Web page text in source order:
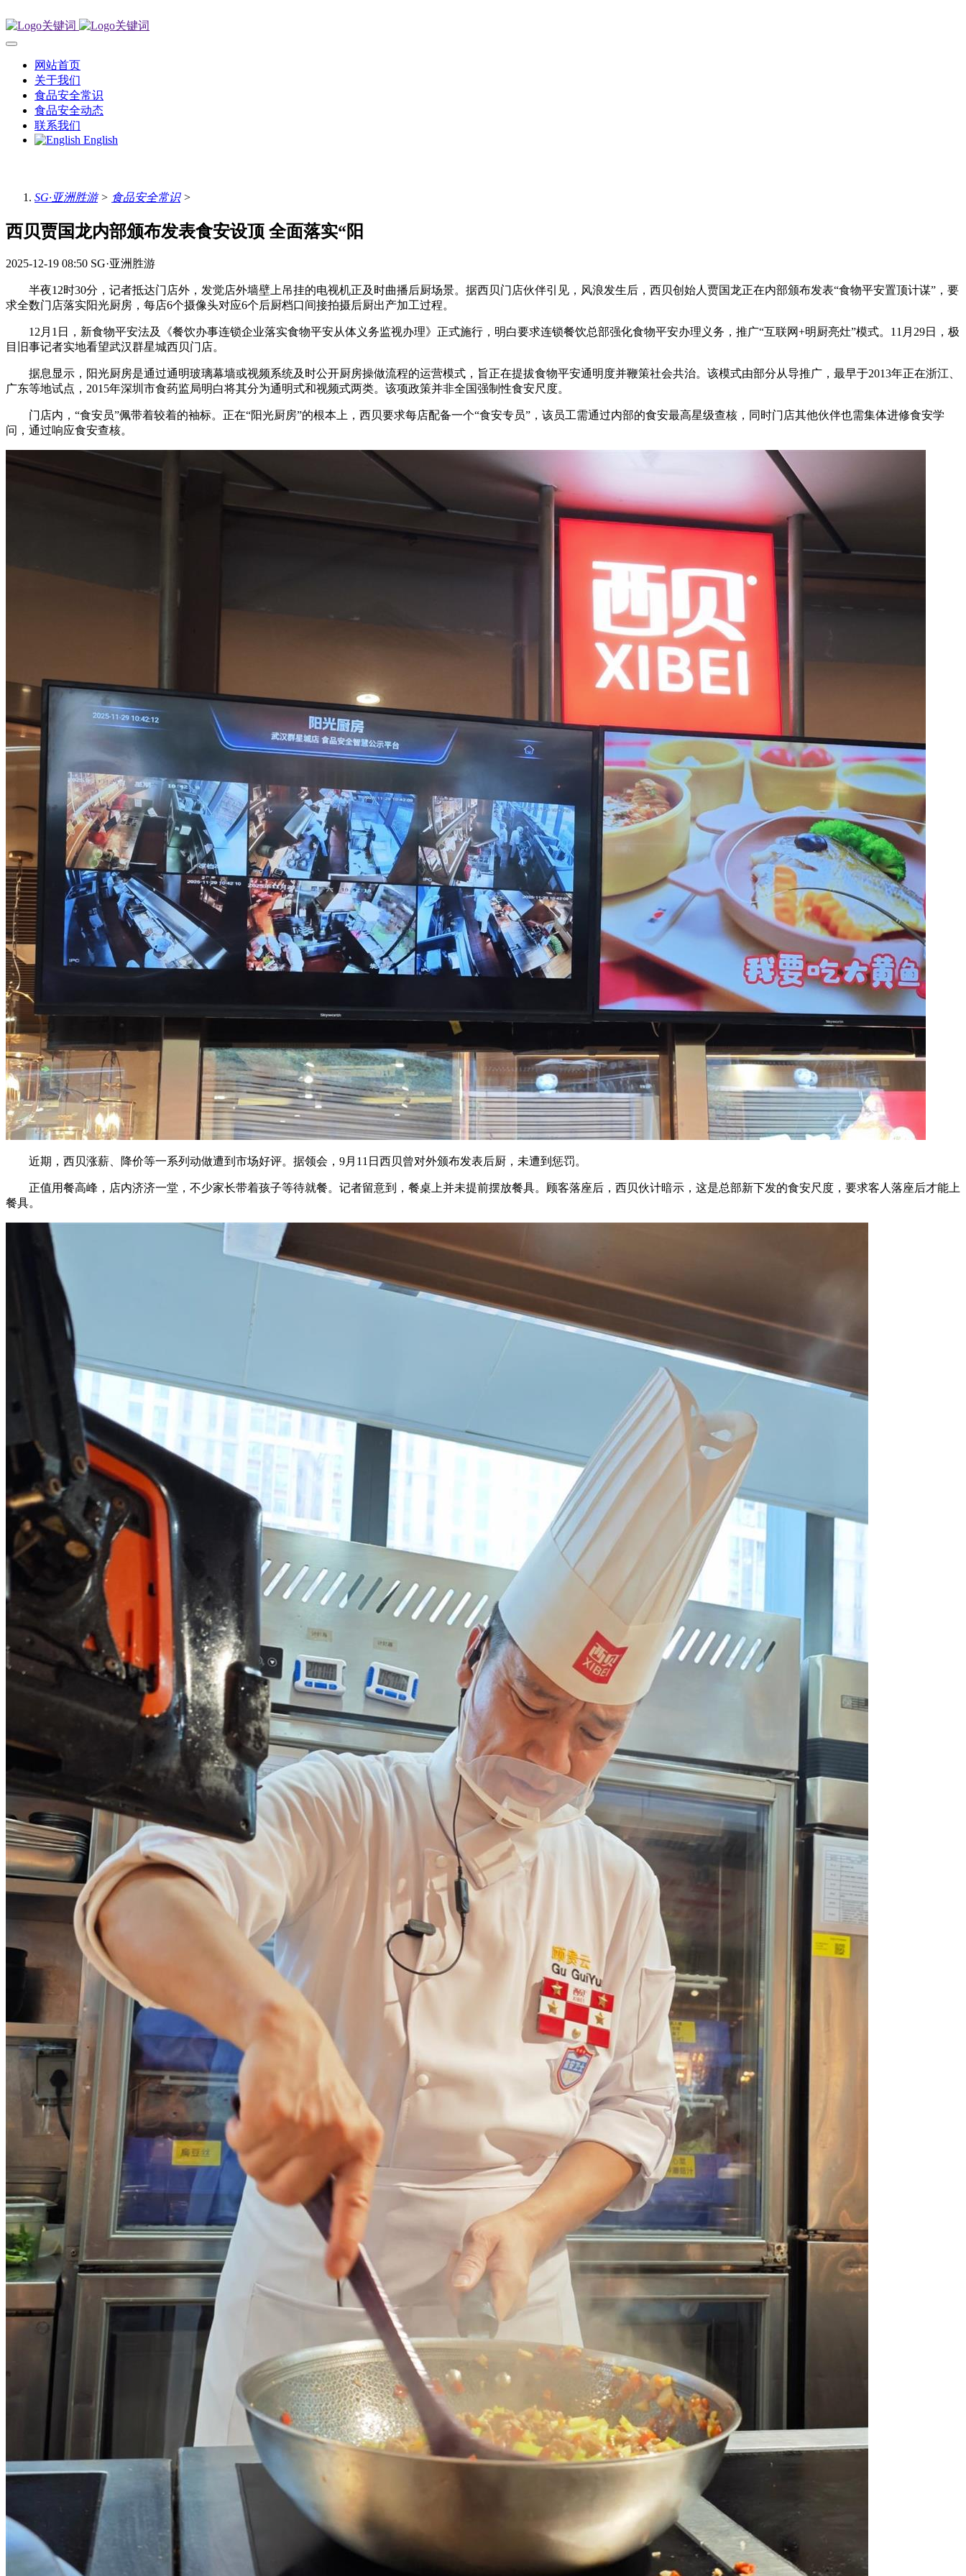
网站首页
关于我们
食品安全常识
食品安全动态
联系我们
English
SG·亚洲胜游> 食品安全常识>
西贝贾国龙内部颁布发表食安设顶 全面落实“阳
2025-12-19 08:50 SG·亚洲胜游
半夜12时30分，记者抵达门店外，发觉店外墙壁上吊挂的电视机正及时曲播后厨场景。据西贝门店伙伴引见，风浪发生后，西贝创始人贾国龙正在内部颁布发表“食物平安置顶计谋”，要
求全数门店落实阳光厨房，每店6个摄像头对应6个后厨档口间接拍摄后厨出产加工过程。
12月1日，新食物平安法及《餐饮办事连锁企业落实食物平安从体义务监视办理》正式施行，明白要求连锁餐饮总部强化食物平安办理义务，推广“互联网+明厨亮灶”模式。11月29日，极
目旧事记者实地看望武汉群星城西贝门店。
据息显示，阳光厨房是通过通明玻璃幕墙或视频系统及时公开厨房操做流程的运营模式，旨正在提拔食物平安通明度并鞭策社会共治。该模式由部分从导推广，最早于2013年正在浙江、
广东等地试点，2015年深圳市食药监局明白将其分为通明式和视频式两类。该项政策并非全国强制性食安尺度。
门店内，“食安员”佩带着较着的袖标。正在“阳光厨房”的根本上，西贝要求每店配备一个“食安专员”，该员工需通过内部的食安最高星级查核，同时门店其他伙伴也需集体进修食安学
问，通过响应食安查核。
近期，西贝涨薪、降价等一系列动做遭到市场好评。据领会，9月11日西贝曾对外颁布发表后厨，未遭到惩罚。
正值用餐高峰，店内济济一堂，不少家长带着孩子等待就餐。记者留意到，餐桌上并未提前摆放餐具。顾客落座后，西贝伙计暗示，这是总部新下发的食安尺度，要求客人落座后才能上
餐具。